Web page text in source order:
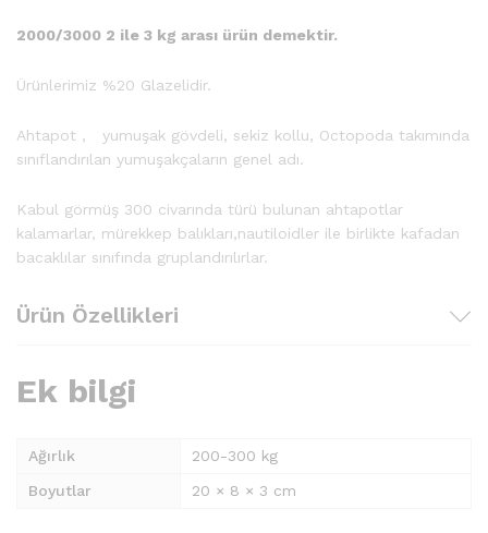
2000/3000 2 ile 3 kg arası ürün demektir.
Ürünlerimiz %20 Glazelidir.
Ahtapot , yumuşak gövdeli, sekiz kollu, Octopoda takımında
sınıflandırılan yumuşakçaların genel adı.
Kabul görmüş 300 civarında türü bulunan ahtapotlar
kalamarlar, mürekkep balıkları,nautiloidler ile birlikte kafadan
bacaklılar sınıfında gruplandırılırlar.
Ürün Özellikleri
Ek bilgi
Ağırlık
200-300 kg
Boyutlar
20 × 8 × 3 cm